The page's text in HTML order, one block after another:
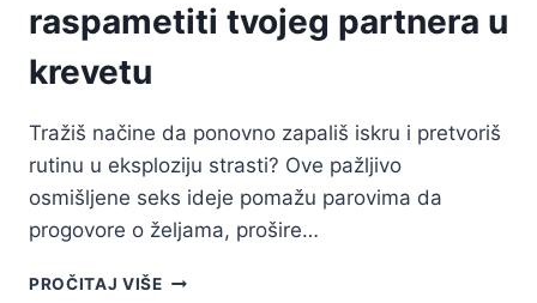
raspametiti tvojeg partnera u
krevetu
Tražiš načine da ponovno zapališ iskru i pretvoriš
rutinu u eksploziju strasti? Ove pažljivo
osmišljene seks ideje pomažu parovima da
progovore o željama, prošire…
PROČITAJ VIŠE20